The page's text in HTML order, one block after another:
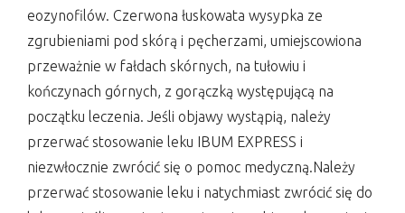
eozynofilów. Czerwona łuskowata wysypka ze
zgrubieniami pod skórą i pęcherzami, umiejscowiona
przeważnie w fałdach skórnych, na tułowiu i
kończynach górnych, z gorączką występującą na
początku leczenia. Jeśli objawy wystąpią, należy
przerwać stosowanie leku IBUM EXPRESS i
niezwłocznie zwrócić się o pomoc medyczną.Należy
przerwać stosowanie leku i natychmiast zwrócić się do